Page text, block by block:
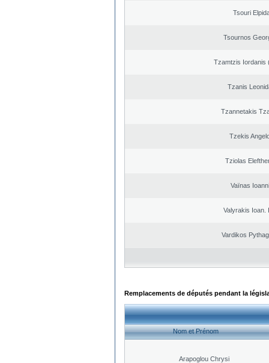
Tsouri
Tsournos
Tzamtzis Iordanis
Tzanis
Tzannetakis
Tzekis
Tziolas
Vaïnas
Valyrakis Ioan.
Vardikos
Remplacements de députés pendant la
Nom et Prénom
Arapoglou Chrysi